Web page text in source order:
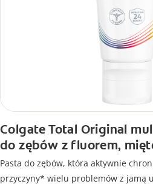
Colgate Total Original
do zębów z fluorem,
Pasta do zębów, która aktywnie
przyczyny* wielu problemów z jamą